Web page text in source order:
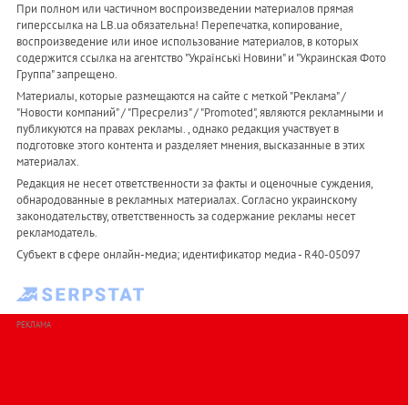
При полном или частичном воспроизведении материалов прямая
гиперссылка на LB.ua обязательна! Перепечатка, копирование,
воспроизведение или иное использование материалов, в которых
содержится ссылка на агентство "Українськi Новини" и "Украинская Фото
Группа" запрещено.
Материалы, которые размещаются на сайте с меткой "Реклама" /
"Новости компаний" / "Пресрелиз" / "Promoted", являются рекламными и
публикуются на правах рекламы. , однако редакция участвует в
подготовке этого контента и разделяет мнения, высказанные в этих
материалах.
Редакция не несет ответственности за факты и оценочные суждения,
обнародованные в рекламных материалах. Согласно украинскому
законодательству, ответственность за содержание рекламы несет
рекламодатель.
Субъект в сфере онлайн-медиа; идентификатор медиа - R40-05097
РЕКЛАМА